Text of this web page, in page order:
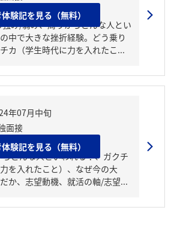
】
強み/弱み、周りからどんな人とい
中で大きな挫折経験。どう乗り
カ（学生時代に力を入れたこ...
験記を見る（無料）
】
らどんな人といわれる？、ガクチ
を入れたこと）、なぜ今の大
か、志望動機、就活の軸/志望...
験記を見る（無料）